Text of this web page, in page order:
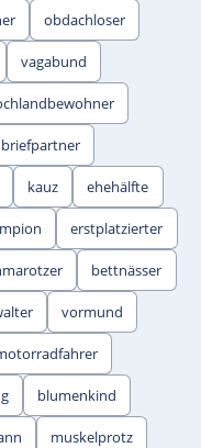
obdachloser
vagabund
briefpartner
kauz ehehälfte
erstplatzierter
bettnässer
vormund
blumenkind
muskelprotz